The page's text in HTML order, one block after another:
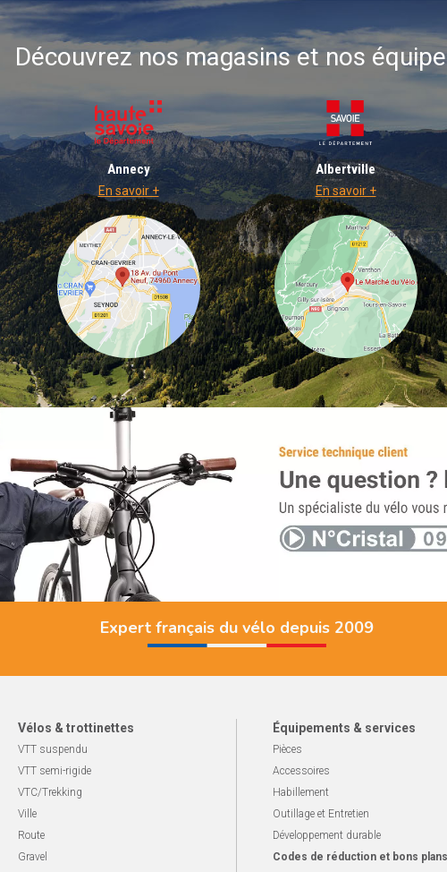
Découvrez nos magasins et nos
Annecy
En savoir +
Albertville
En savoir +
Expert français du vélo depuis 2009
Vélos & trottinettes
VTT suspendu
VTT semi-rigide
VTC/Trekking
Ville
Route
Gravel
Équipements & services
Pièces
Accessoires
Habillement
Outillage et Entretien
Développement durable
Codes de réduction et bons plans